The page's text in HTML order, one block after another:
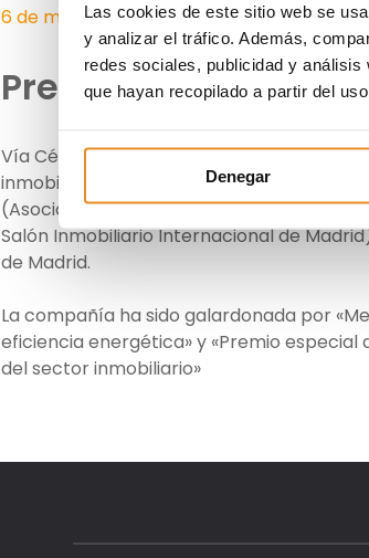
Las cookies de este sitio web se
y analizar el tráfico. Además,
redes sociales, publicidad y
que hayan recopilado a partir del
Denegar
6 de mayo de 2016
Premios SIMA-
Vía Célere, promotora especializada en
inmobiliarios, consiguió anoche dos de los
(Asociación de Promotores Inmobiliarios
Salón Inmobiliario Internacional de
de Madrid.
La compañía ha sido galardonada por
eficiencia energética» y «Premio
del sector inmobiliario»